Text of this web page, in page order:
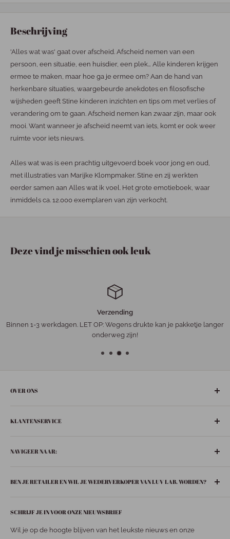
Beschrijving
'Alles wat was' gaat over afscheid. Afscheid nemen van een
persoon, een situatie, een huisdier, een plek… Alle kinderen krijgen
ermee te maken, maar hoe ga je ermee om? Aan de hand van
herkenbare situaties, waargebeurde anekdotes en filosofische
wijsheden geeft Stine kinderen inzichten en tips om met verlies of
verandering om te gaan. Afscheid nemen kan zwaar zijn, maar ook
mooi. Want wanneer je afscheid neemt van iets, komt er ook weer
ruimte voor iets nieuws.
Alles wat was is een prachtig uitgevoerd boek voor jong en oud,
met illustraties van Marijke Klompmaker. Stine en zij werkten
eerder samen aan Alles wat ik voel. Het grote emotieboek, waar
inmiddels ca. 12.000 exemplaren van zijn verkocht.
Deze vind je misschien ook leuk
Verzending
Binnen 1-3 werkdagen. LET OP: Wegens drukte kan je pakketje langer
onderweg zijn!
OVER ONS
Bunschoten-Spakenburg.
De Ziel 21
Dinsdag: 09.30 - 18.00 uur
KLANTENSERVICE
Verzenden
Contact
NAVIGEER NAAR:
In huis
Fashion
Accessoires
SCHRIJF JE IN VOOR ONZE NIEUWSBRIEF
Wil je op de hoogte blijven van het leukste nieuws en onze
BEN JE RETAILER EN WIL JE WEDERVERKOPER VAN LUV LAB. WORDEN?
inlogcode aan!